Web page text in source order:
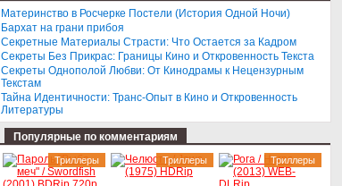
Darlings (2013)
Материнство в Росчерке Постели (История Одной Ночи)
Бархат на грани прибоя
Секретные Материалы Страсти: Что Остается за Кадром
Секреты Без Прикрас: Границы Кино и Откровенность Текста
Секреты Однополой Любви: От Кинодрамы к Нецензурным
Текстам
Тайна Идентичности: Транс-Опыт в Кино и Откровенность
Литературы
Популярные по комментариям
Триллеры Триллеры Триллеры